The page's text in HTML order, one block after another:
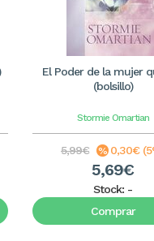
El Poder de la mujer
(bolsillo)
Stormie Omartian
5,99€ 0,30€
5,69€
Stock: -
Comprar